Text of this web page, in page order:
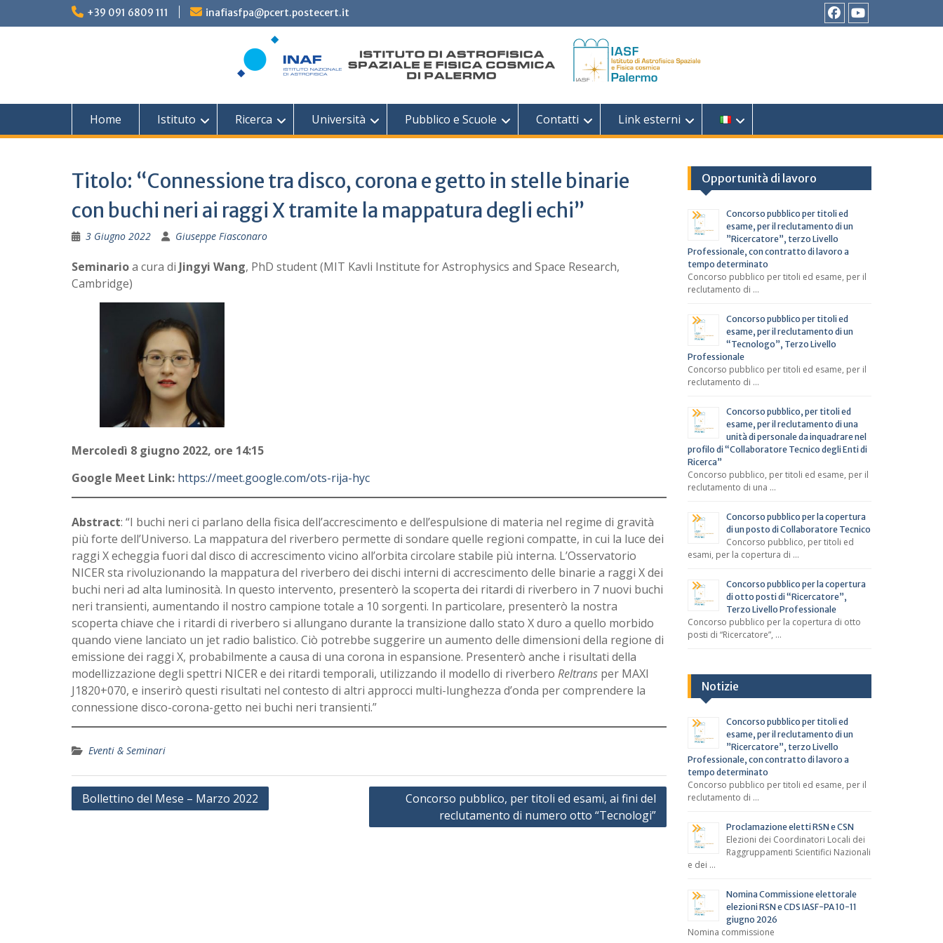
+39 091 6809 111
inafiasfpa@pcert.postecert.it
FacebookYouTube
Home Istituto Ricerca Università Pubblico e Scuole Contatti Link esterni
Titolo: “Connessione tra disco, corona e getto in stelle binarie
con buchi neri ai raggi X tramite la mappatura degli echi”
3 Giugno 2022 Giuseppe Fiasconaro
Seminarioa cura di Jingyi Wang, PhD student (MIT Kavli Institute for Astrophysics and Space Research,
Cambridge)
Mercoledì 8 giugno 2022, ore 14:15
Google Meet Link: https://meet.google.com/ots-rija-hyc
Abstract: “I buchi neri ci parlano della fisica dell’accrescimento e dell’espulsione di materia nel regime di gravità
più forte dell’Universo. La mappatura del riverbero permette di sondare quelle regioni compatte, in cui la luce dei
raggi X echeggia fuori dal disco di accrescimento vicino all’orbita circolare stabile più interna. L’Osservatorio
NICER sta rivoluzionando la mappatura del riverbero dei dischi interni di accrescimento delle binarie a raggi X dei
buchi neri ad alta luminosità. In questo intervento, presenterò la scoperta dei ritardi di riverbero in 7 nuovi buchi
neri transienti, aumentando il nostro campione totale a 10 sorgenti. In particolare, presenterò la nostra
scoperta chiave che i ritardi di riverbero si allungano durante la transizione dallo stato X duro a quello morbido
quando viene lanciato un jet radio balistico. Ciò potrebbe suggerire un aumento delle dimensioni della regione di
emissione dei raggi X, probabilmente a causa di una corona in espansione. Presenterò anche i risultati della
modellizzazione degli spettri NICER e dei ritardi temporali, utilizzando il modello di riverbero Reltrans per MAXI
J1820+070, e inserirò questi risultati nel contesto di altri approcci multi-lunghezza d’onda per comprendere la
connessione disco-corona-getto nei buchi neri transienti.”
Eventi & Seminari
Navigazione
Bollettino del Mese – Marzo 2022
Concorso pubblico, per titoli ed esami, ai fini del
reclutamento di numero otto “Tecnologi”
Opportunità di lavoro
Concorso pubblico per titoli ed
esame, per il reclutamento di un
”Ricercatore”, terzo Livello
Professionale, con contratto di lavoro a
tempo determinato
Concorso pubblico per titoli ed esame, per il
reclutamento di …
Concorso pubblico per titoli ed
esame, per il reclutamento di un
“Tecnologo”, Terzo Livello
Professionale
Concorso pubblico per titoli ed esame, per il
reclutamento di …
Concorso pubblico, per titoli ed
esame, per il reclutamento di una
unità di personale da inquadrare nel
profilo di “Collaboratore Tecnico degli Enti di
Ricerca”
Concorso pubblico, per titoli ed esame, per il
reclutamento di una …
Concorso pubblico per la copertura
di un posto di Collaboratore Tecnico
Concorso pubblico, per titoli ed
esami, per la copertura di …
Concorso pubblico per la copertura
di otto posti di “Ricercatore”,
Terzo Livello Professionale
Concorso pubblico per la copertura di otto
posti di “Ricercatore”, …
Notizie
Concorso pubblico per titoli ed
esame, per il reclutamento di un
”Ricercatore”, terzo Livello
Professionale, con contratto di lavoro a
tempo determinato
Concorso pubblico per titoli ed esame, per il
reclutamento di …
Proclamazione eletti RSN e CSN
Elezioni dei Coordinatori Locali dei
Raggruppamenti Scientifici Nazionali
e dei …
Nomina Commissione elettorale
elezioni RSN e CDS IASF-PA 10-11
giugno 2026
Nomina commissione